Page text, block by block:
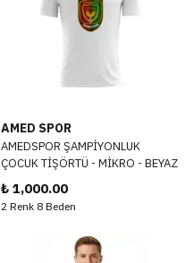
AMED SPOR
AMEDSPOR ŞAMPİYONLUK
ÇOCUK TİŞÖRTÜ - MİKRO - BEYAZ
₺ 1,000.00
2 Renk 8 Beden